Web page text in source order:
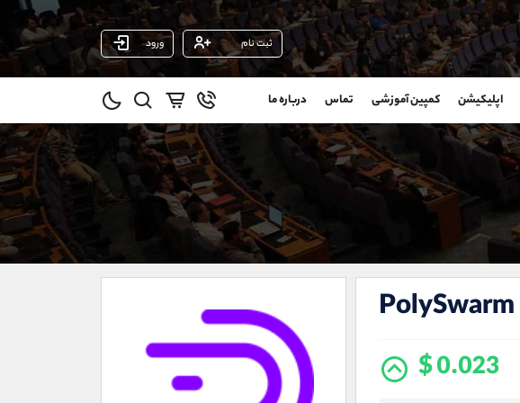
ثبت نام ورود
اپلیکیشن کمپین آموزشی تماس درباره ما
PolySwarm
$ 0.023
شروع گفتگو
@Armteam_admin_por
107
(فائزه تهرانی)
09101364784
واتساپ شروع گفتگو
تلگرام @Armteam_admin_104
021-22021030
021-22021040
@alireza.mehrabii
@alirezamehrabi_com
@alirezamehrabi_official